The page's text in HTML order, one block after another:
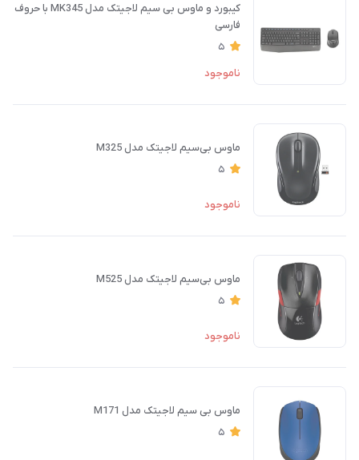
کیبورد و ماوس بی سیم لاجیتک مدل MK345 با حروف
فارسی
5
ناموجود
ماوس بی‌سیم لاجیتک مدل M325
5
ناموجود
ماوس بی‌سیم لاجیتک مدل M525
5
ناموجود
ماوس بی‌ سیم لاجیتک مدل M171
5